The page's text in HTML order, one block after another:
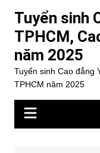
dung
Tuyển sinh
TPHCM,
năm 2025
Tuyển sinh Cao đẳng
TPHCM năm 2025